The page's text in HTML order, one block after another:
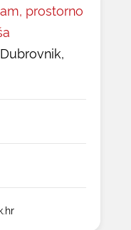
prostorno